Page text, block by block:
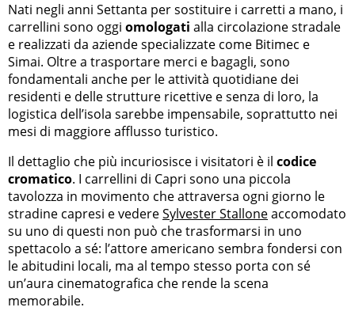
Nati negli anni Settanta per sostituire i carretti a mano, i
carrellini sono oggi omologati alla circolazione stradale
e realizzati da aziende specializzate come Bitimec e
Simai. Oltre a trasportare merci e bagagli, sono
fondamentali anche per le attività quotidiane dei
residenti e delle strutture ricettive e senza di loro, la
logistica dell’isola sarebbe impensabile, soprattutto nei
mesi di maggiore afflusso turistico.
Il dettaglio che più incuriosisce i visitatori è il codice
cromatico. I carrellini di Capri sono una piccola
tavolozza in movimento che attraversa ogni giorno le
stradine capresi e vedereSylvester Stalloneaccomodato
su uno di questi non può che trasformarsi in uno
spettacolo a sé: l’attore americano sembra fondersi con
le abitudini locali, ma al tempo stesso porta con sé
un’aura cinematografica che rende la scena
memorabile.